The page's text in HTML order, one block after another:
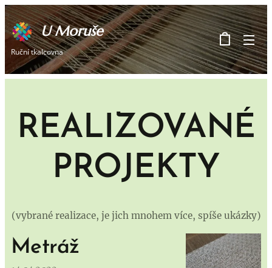
U Moruše
Ruční tkalcovna
REALIZOVANÉ
PROJEKTY
(vybrané realizace, je jich mnohem více, spíše ukázky)
Metráž